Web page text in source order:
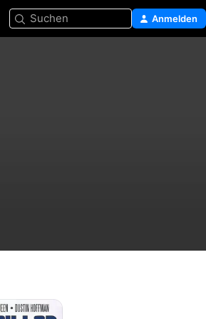
Suchen Anmelden